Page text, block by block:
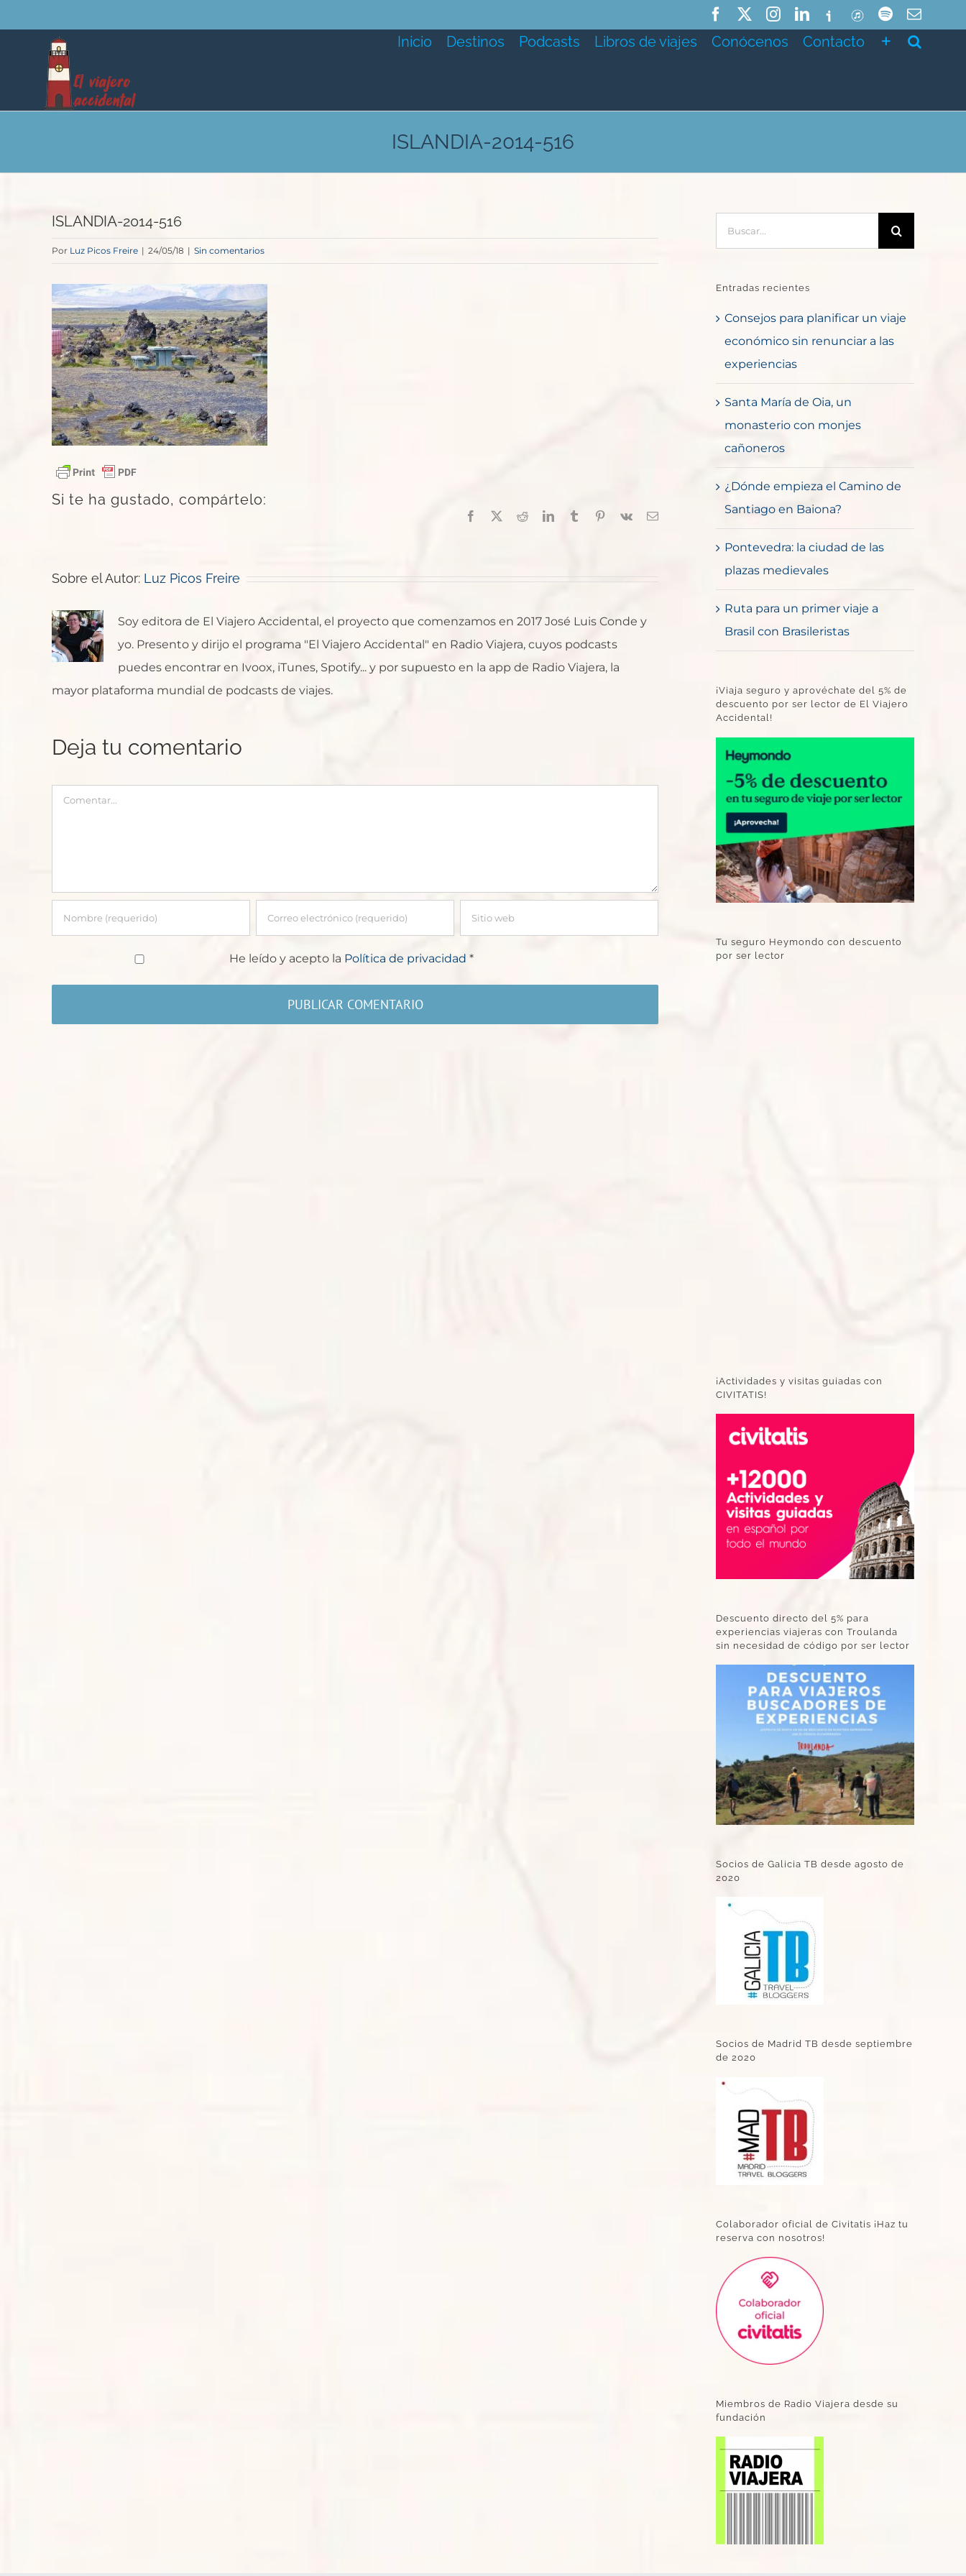
al
contenido
FacebookInstagramLinkedIn
IvooxITunesSpotifyCorreo
Inicio Destinos Podcasts Libros de viajes Conócenos Contacto
ISLANDIA-2014-516
ISLANDIA-2014-516
Por Luz Picos Freire | 24/05/18 | Sin comentarios
Si te ha gustado, compártelo:
Facebook RedditLinkedInTumblr Pinterest
Vk
Correo
Sobre el Autor: Luz Picos Freire
Soy editora de El Viajero Accidental, el proyecto que comenzamos en 2017 José Luis Conde y
yo. Presento y dirijo el programa "El Viajero Accidental" en Radio Viajera, cuyos podcasts
puedes encontrar en Ivoox, iTunes, Spotify... y por supuesto en la app de Radio Viajera, la
mayor plataforma mundial de podcasts de viajes.
Deja tu comentario
Comentar
He leído y acepto la Política de privacidad*
Entradas recientes
Consejos para planificar un viaje
económico sin renunciar a las
experiencias
Santa María de Oia, un
monasterio con monjes
cañoneros
¿Dónde empieza el Camino de
Santiago en Baiona?
Pontevedra: la ciudad de las
plazas medievales
Ruta para un primer viaje a
Brasil con Brasileristas
¡Viaja seguro y aprovéchate del 5% de
descuento por ser lector de El Viajero
Accidental!
Tu seguro Heymondo con descuento
por ser lector
¡Actividades y visitas guiadas con
CIVITATIS!
Descuento directo del 5% para
experiencias viajeras con Troulanda
sin necesidad de código por ser lector
Socios de Galicia TB desde agosto de
2020
Socios de Madrid TB desde septiembre
de 2020
Colaborador oficial de Civitatis ¡Haz tu
reserva con nosotros!
Miembros de Radio Viajera desde su
fundación